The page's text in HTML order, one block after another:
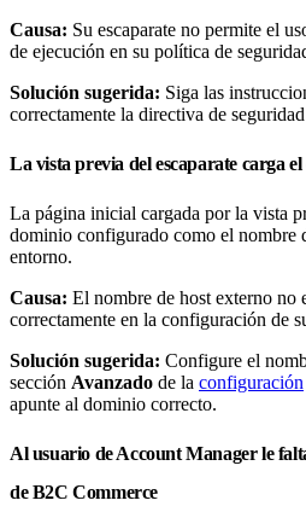
Causa: Su escaparate no permite el
de ejecución en su política de
Solución sugerida: Siga las
correctamente la directiva de
La vista previa del escaparate carga
La página inicial cargada por la vista
dominio configurado como el nombre
entorno.
Causa: El nombre de host externo no
correctamente en la configuración de
Solución sugerida: Configure el
sección Avanzado de la configuración
apunte al dominio correcto.
Al usuario de Account Manager le
de B2C Commerce